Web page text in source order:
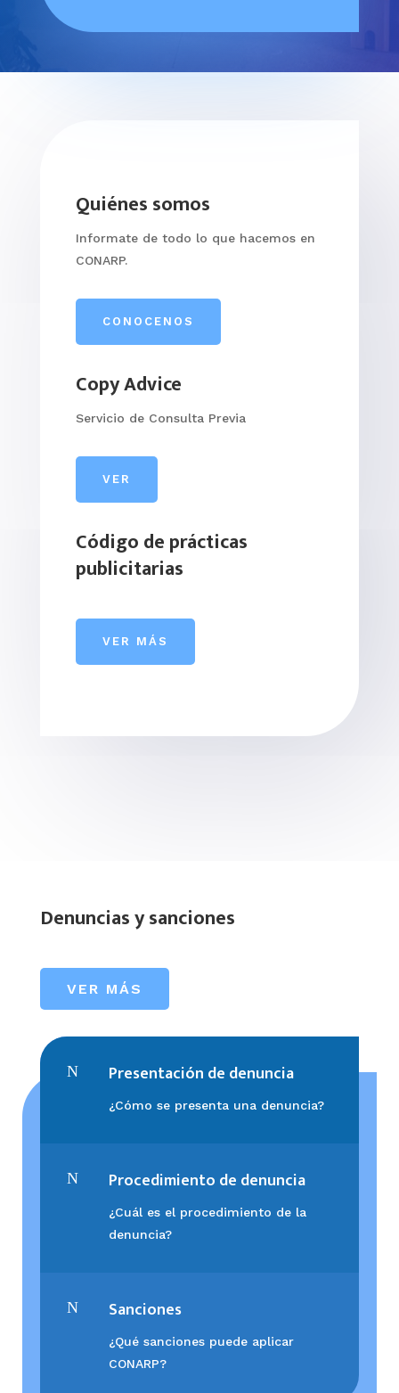
Quiénes somos
Informate de todo lo que hacemos en
CONARP.
CONOCENOS
Copy Advice
Servicio de Consulta Previa
VER
Código de prácticas
publicitarias
VER MÁS
Denuncias y sanciones
VER MÁS
N Presentación de denuncia
¿Cómo se presenta una denuncia?
N Procedimiento de denuncia
¿Cuál es el procedimiento de la
denuncia?
N Sanciones
¿Qué sanciones puede aplicar
CONARP?